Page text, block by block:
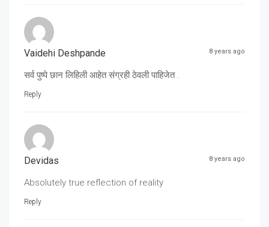
Vaidehi Deshpande 8 years ago
सर्व पुष्पे छान लिहिली आहेत संग्रही ठेवली पाहिजेत .
Reply
Devidas 8 years ago
Absolutely true reflection of reality
Reply